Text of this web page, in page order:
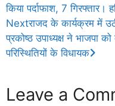
किया पर्दाफाश, 7 गिरफ्तार।
Nextराजद के कार्यक्रम में
प्रकोष्ठ उपाध्यक्ष ने भाजपा को
परिस्थितियों के विधायक
Leave a